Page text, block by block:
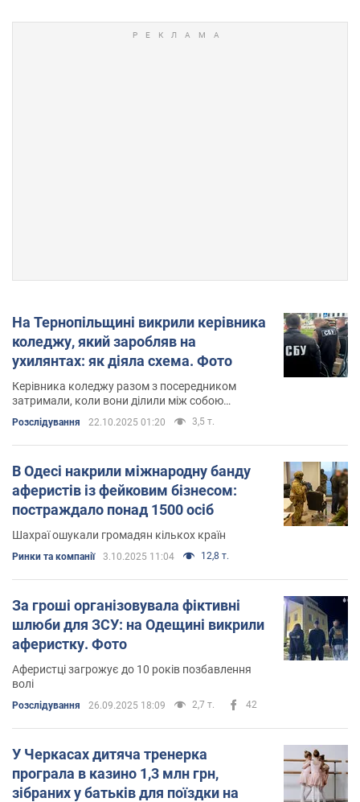
На Тернопільщині викрили керівника
коледжу, який заробляв на
ухилянтах: як діяла схема. Фото
Керівника коледжу разом з посередником
затримали, коли вони ділили між собою
отриманий хабар
Розслідування 22.10.2025 01:20 3,5 т.
В Одесі накрили міжнародну банду
аферистів із фейковим бізнесом:
постраждало понад 1500 осіб
Шахраї ошукали громадян кількох країн
Ринки та компанії 3.10.2025 11:04 12,8 т.
За гроші організовувала фіктивні
шлюби для ЗСУ: на Одещині викрили
аферистку. Фото
Аферистці загрожує до 10 років позбавлення
волі
Розслідування 26.09.2025 18:09 2,7 т. 42
У Черкасах дитяча тренерка
програла в казино 1,3 млн грн,
зібраних у батьків для поїздки на